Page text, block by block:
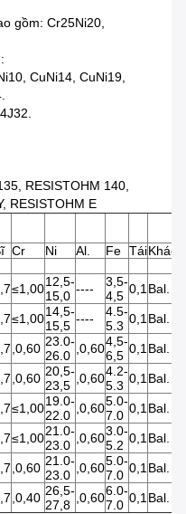
gồm: Cr25Ni20,
CuNi14, CuNi19,
RESISTOHM 140,
RESISTOHM E
Cr Ni Al. Fe TáiKhác
≤1,0012,5-
15,0 ----
3,5-
4,5 0,1Bal.
≤1,0014,5-
15,5 ----
4.5-
5.3 0,1Bal.
,0,60 23.0-
26.0 ,0,604,5-
6,5 0,1Bal.
,0,60 20,5-
23,5 ,0,604.2-
5.3 0,1Bal.
≤1,0019.0-
22.0 ,0,605.0-
7.0 0,1Bal.
≤1,0021.0-
23.0 ,0,603.0-
5.2 0,1Bal.
,0,60 21.0-
23.0 ,0,605.0-
7.0 0,1Bal.
,0,40 26,5-
27,8 ,0,606.0-
7.0 0,1Bal.